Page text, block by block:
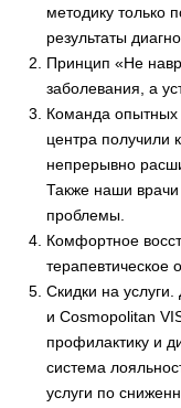
методику только
результаты
Принцип «Не
заболевания, а
Команда
центра получили
непрерывно
Также наши
проблемы.
Комфортное
терапевтическое
Скидки на
и Cosmopolitan
профилактику и
система
услуги по